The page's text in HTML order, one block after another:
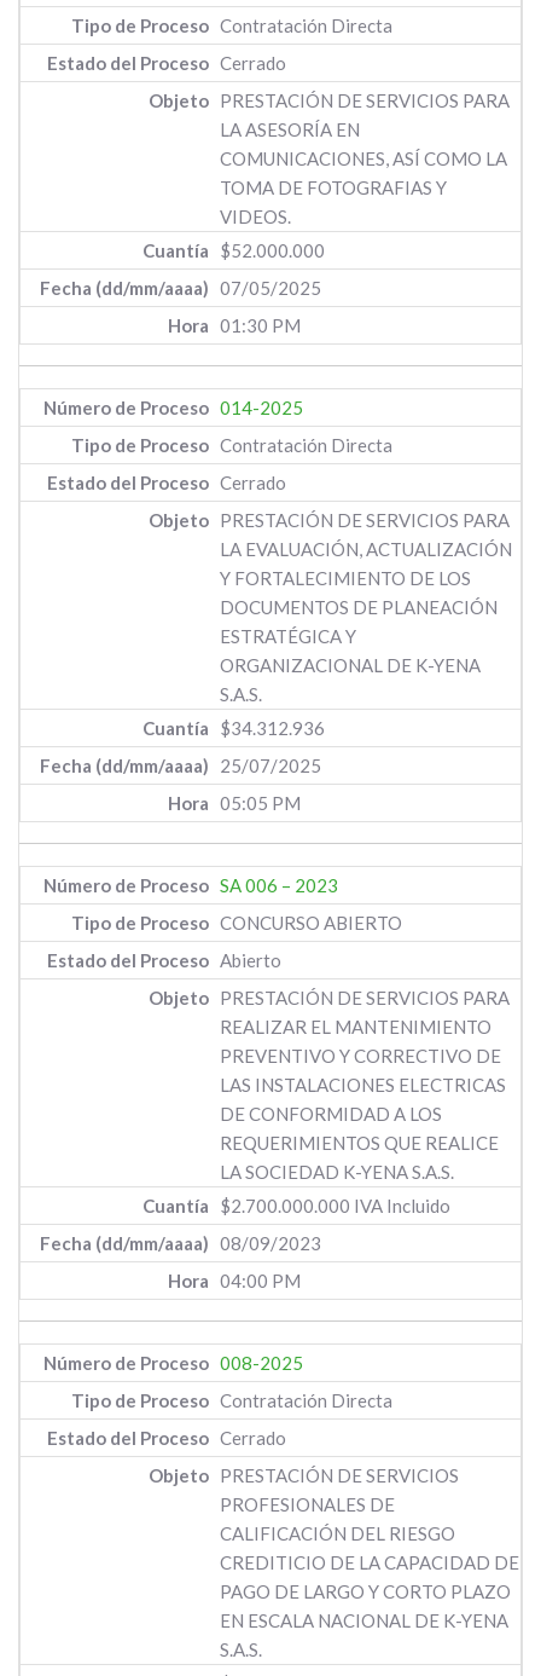
Contratación Directa
Cerrado
PRESTACIÓN DE SERVICIOS PARA
LA ASESORÍA EN
COMUNICACIONES, ASÍ COMO LA
TOMA DE FOTOGRAFIAS Y
VIDEOS.
$52.000.000
07/05/2025
01:30 PM
014-2025
Contratación Directa
Cerrado
PRESTACIÓN DE SERVICIOS PARA
LA EVALUACIÓN, ACTUALIZACIÓN
Y FORTALECIMIENTO DE LOS
DOCUMENTOS DE PLANEACIÓN
ESTRATÉGICA Y
ORGANIZACIONAL DE K-YENA
S.A.S.
$34.312.936
25/07/2025
05:05 PM
SA 006 – 2023
CONCURSO ABIERTO
Abierto
PRESTACIÓN DE SERVICIOS PARA
REALIZAR EL MANTENIMIENTO
PREVENTIVO Y CORRECTIVO DE
LAS INSTALACIONES ELECTRICAS
DE CONFORMIDAD A LOS
REQUERIMIENTOS QUE REALICE
LA SOCIEDAD K-YENA S.A.S.
$2.700.000.000 IVA Incluido
08/09/2023
04:00 PM
008-2025
Contratación Directa
Cerrado
PRESTACIÓN DE SERVICIOS
PROFESIONALES DE
CALIFICACIÓN DEL RIESGO
CREDITICIO DE LA CAPACIDAD DE
PAGO DE LARGO Y CORTO PLAZO
EN ESCALA NACIONAL DE K-YENA
S.A.S.